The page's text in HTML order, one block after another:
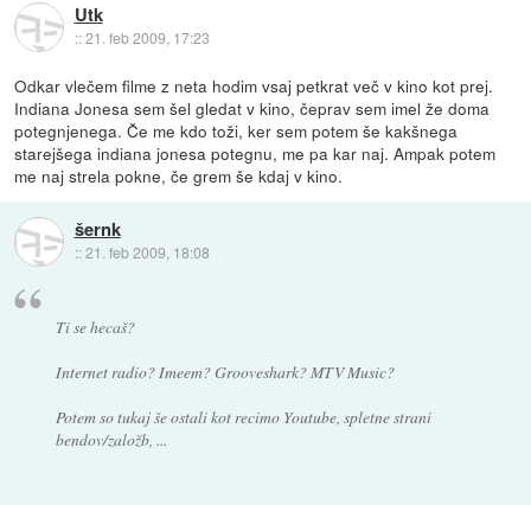
Utk
::21. feb 2009, 17:23
Odkar vlečem filme z neta hodim vsaj petkrat več v kino kot prej.
Indiana Jonesa sem šel gledat v kino, čeprav sem imel že doma
potegnjenega. Če me kdo toži, ker sem potem še kakšnega
starejšega indiana jonesa potegnu, me pa kar naj. Ampak potem
me naj strela pokne, če grem še kdaj v kino.
šernk
::21. feb 2009, 18:08
Ti se hecaš?
Internet radio? Imeem? Grooveshark? MTV Music?
Potem so tukaj še ostali kot recimo Youtube, spletne strani
bendov/založb, ...